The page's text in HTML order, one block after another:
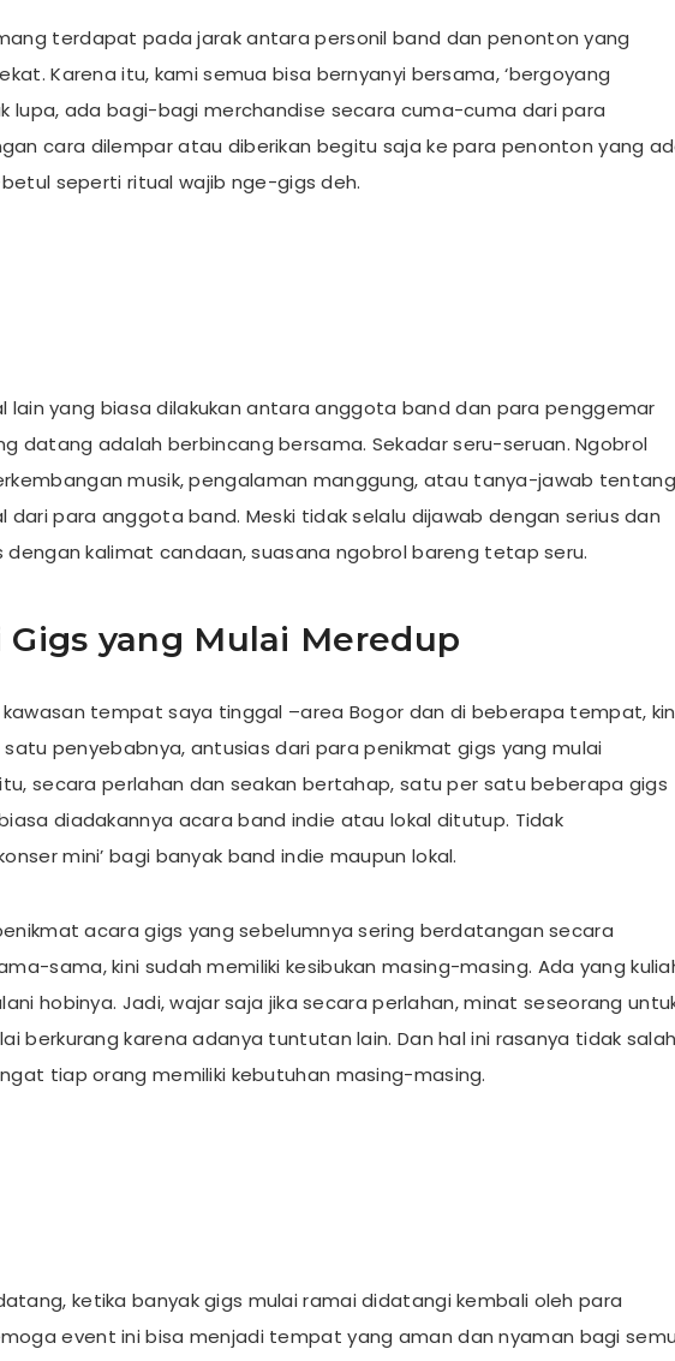
terdapat pada jarak antara personil band dan penonton yang
Karena itu, kami semua bisa bernyanyi bersama, ‘bergoyang
lupa, ada bagi-bagi merchandise secara cuma-cuma dari para
cara dilempar atau diberikan begitu saja ke para penonton yang
seperti ritual wajib nge-gigs deh.
lain yang biasa dilakukan antara anggota band dan para penggemar
datang adalah berbincang bersama. Sekadar seru-seruan. Ngobrol
musik, pengalaman manggung, atau tanya-jawab tentang
dari para anggota band. Meski tidak selalu dijawab dengan serius dan
dengan kalimat candaan, suasana ngobrol bareng tetap seru.
Gigs yang Mulai Meredup
kawasan tempat saya tinggal –area Bogor dan di beberapa tempat,
penyebabnya, antusias dari para penikmat gigs yang mulai
secara perlahan dan seakan bertahap, satu per satu beberapa gigs
diadakannya acara band indie atau lokal ditutup. Tidak
mini’ bagi banyak band indie maupun lokal.
acara gigs yang sebelumnya sering berdatangan secara
sama, kini sudah memiliki kesibukan masing-masing. Ada yang
hobinya. Jadi, wajar saja jika secara perlahan, minat seseorang
berkurang karena adanya tuntutan lain. Dan hal ini rasanya tidak
tiap orang memiliki kebutuhan masing-masing.
ketika banyak gigs mulai ramai didatangi kembali oleh para
event ini bisa menjadi tempat yang aman dan nyaman bagi